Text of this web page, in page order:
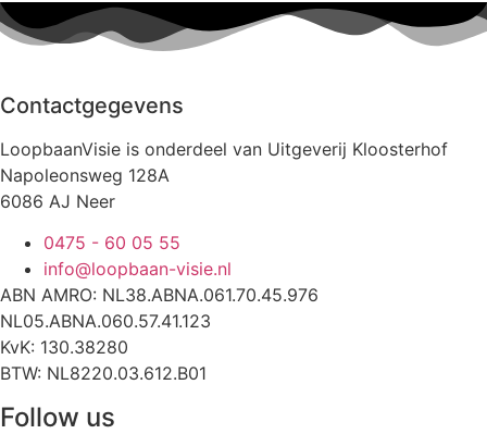
Contactgegevens
LoopbaanVisie is onderdeel van Uitgeverij Kloosterhof
Napoleonsweg 128A
6086 AJ Neer
0475 - 60 05 55
info@loopbaan-visie.nl
ABN AMRO: NL38.ABNA.061.70.45.976
NL05.ABNA.060.57.41.123
KvK: 130.38280
BTW: NL8220.03.612.B01
Follow us